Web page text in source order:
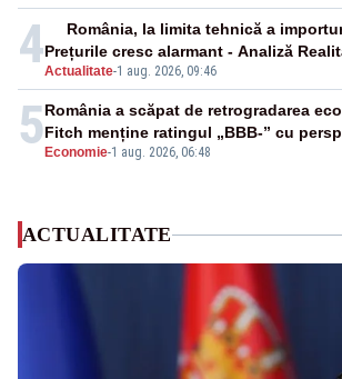
4Actualitate-1 aug. 2026, 09:46
România, la limita tehnică a
Prețurile cresc alarmant - Analiză
5 Economie-1 aug. 2026, 06:48
România a scăpat de retrogradarea
Fitch menține ratingul „BBB-” cu
ACTUALITATE